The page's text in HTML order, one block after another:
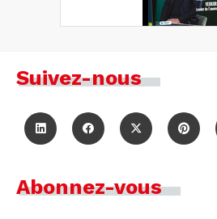
Suivez-nous
Abonnez-vous